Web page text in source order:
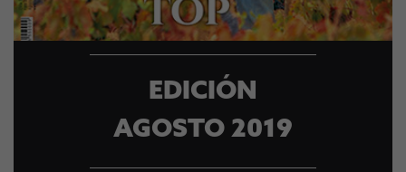
EDICIÓN
AGOSTO 2019